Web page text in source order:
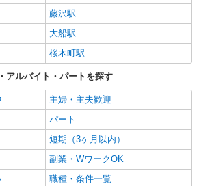
藤沢駅
大船駅
桜木町駅
アルバイト・パートを探す
主婦・主夫歓迎
パート
短期（3ヶ月以内）
副業・WワークOK
職種・条件一覧